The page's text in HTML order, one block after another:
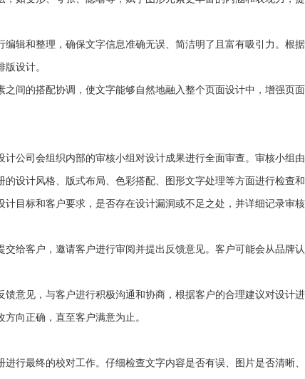
编辑和整理，确保文字信息准确无误、简洁明了且富有吸引力。根
设计。
间的搭配协调，使文字能够自然地融入整个页面设计中，增强页
计公司会组织内部的审核小组对设计成果进行全面审查。审核小组
的设计风格、版式布局、色彩搭配、图形文字处理等方面进行检查和
目标和客户要求，是否存在设计漏洞或不足之处，并详细记录审核
交给客户，邀请客户进行审阅并提出反馈意见。客户可能会从品牌
馈意见，与客户进行积极沟通和协商，根据客户的合理建议对设计
向正确，直至客户满意为止。
进行最终的校对工作。仔细检查文字内容是否有误、图片是否清晰